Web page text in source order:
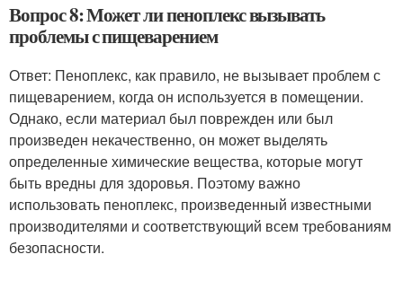
Вопрос 8: Может ли пеноплекс вызывать
проблемы с пищеварением
Ответ: Пеноплекс, как правило, не вызывает проблем с
пищеварением, когда он используется в помещении.
Однако, если материал был поврежден или был
произведен некачественно, он может выделять
определенные химические вещества, которые могут
быть вредны для здоровья. Поэтому важно
использовать пеноплекс, произведенный известными
производителями и соответствующий всем требованиям
безопасности.